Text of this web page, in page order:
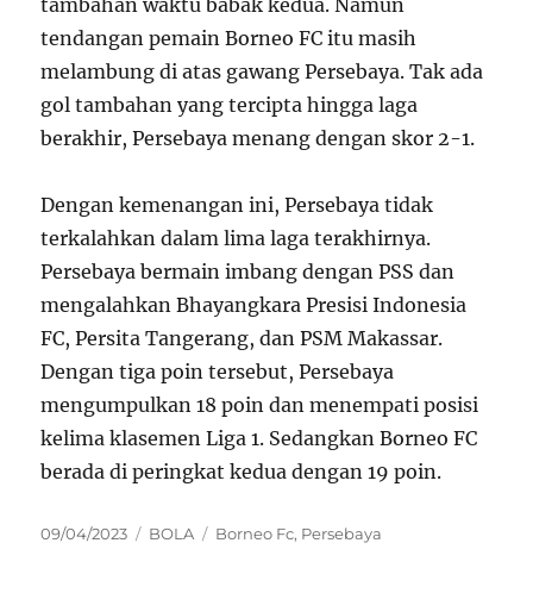
tendangan pemain Borneo FC itu masih
melambung di atas gawang Persebaya. Tak ada
gol tambahan yang tercipta hingga laga
berakhir, Persebaya menang dengan skor 2-1.
Dengan kemenangan ini, Persebaya tidak
terkalahkan dalam lima laga terakhirnya.
Persebaya bermain imbang dengan PSS dan
mengalahkan Bhayangkara Presisi Indonesia
FC, Persita Tangerang, dan PSM Makassar.
Dengan tiga poin tersebut, Persebaya
mengumpulkan 18 poin dan menempati posisi
kelima klasemen Liga 1. Sedangkan Borneo FC
berada di peringkat kedua dengan 19 poin.
Posted
09/04/2023 Categories
BOLA Tags
Borneo Fc, Persebaya